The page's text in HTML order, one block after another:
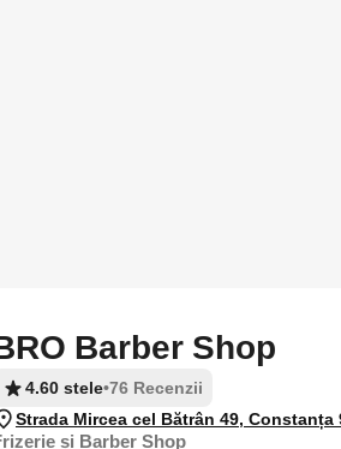
Barber Shop
4.60 stele•76 Recenzii
Strada Mircea cel Bătrân 49, Constanța
și Barber Shop